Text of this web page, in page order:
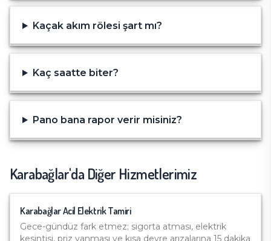
Kaçak akım rölesi şart mı?
Kaç saatte biter?
Pano bana rapor verir misiniz?
Karabağlar'da Diğer Hizmetlerimiz
KarabağlarAcil Elektrik Tamiri
Gece-gündüz fark etmez; sigorta atması, elektrik
kesintisi, priz yanması ve kısa devre arızalarına 15 dakika